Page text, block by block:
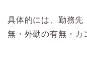
具体的には、勤務先
無・外勤の有無・カ